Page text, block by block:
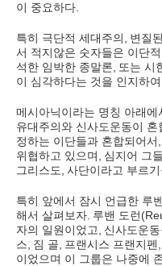
이 중요하다
특히 극단적 세대주의
변질
서 적지않은 숫자들은 이단
석한 임박한 종말론
또는 시
이 심각하다는 것을 인지하
메시아닉이라는 명칭 아래
유대주의와 신사도운동이 혼
정하는 이단들과 혼합되어서
위협하고 있으며
심지어 그
그리스도 사단이라고 부르
특히 앞에서 잠시 언급한 루
해서 살펴보자 루밴 도런
자의 일원이었고
신사도운
스 짐 골 프랜시스 프랜지펜
이었으며 이 그룹은 나중에